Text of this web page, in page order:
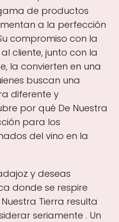
de productos
a la perfección
compromiso con la
cliente, junto con la
la convierten en una
buscan una
diferente y
por qué De Nuestra
para los
del vino en la
y deseas
donde se respire
Tierra resulta
seriamente . Un